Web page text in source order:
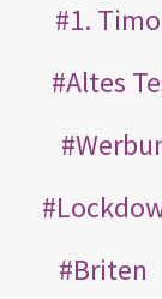
1.
Altes
Briten